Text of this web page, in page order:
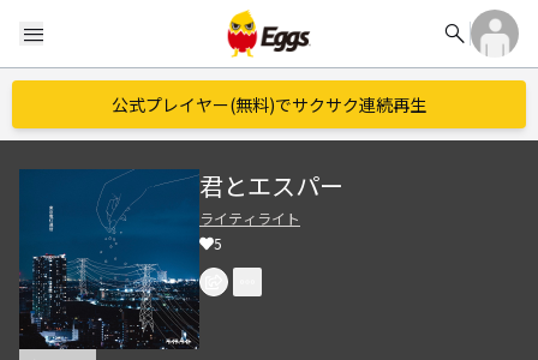
menu search
公式プレイヤー(無料)でサクサク連続再生
君とエスパー
ライティライト
5